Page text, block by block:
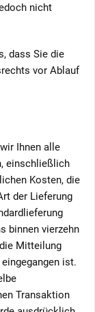
nicht
dass Sie die
vor Ablauf
Ihnen alle
einschließlich
Kosten, die
der Lieferung
binnen vierzehn
Mitteilung
ist.
Transaktion